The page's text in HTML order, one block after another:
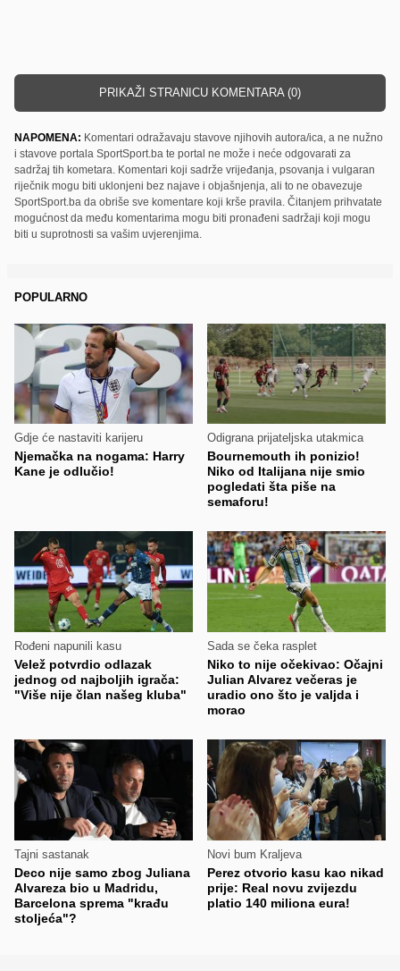
PRIKAŽI STRANICU KOMENTARA (0)
NAPOMENA: Komentari odražavaju stavove njihovih autora/ica, a ne nužno
i stavove portala SportSport.ba te portal ne može i neće odgovarati za
sadržaj tih kometara. Komentari koji sadrže vrijeđanja, psovanja i vulgaran
riječnik mogu biti uklonjeni bez najave i objašnjenja, ali to ne obavezuje
SportSport.ba da obriše sve komentare koji krše pravila. Čitanjem prihvatate
mogućnost da među komentarima mogu biti pronađeni sadržaji koji mogu
biti u suprotnosti sa vašim uvjerenjima.
POPULARNO
Gdje će nastaviti karijeru
Njemačka na nogama: Harry
Kane je odlučio!
Odigrana prijateljska utakmica
Bournemouth ih ponizio!
Niko od Italijana nije smio
pogledati šta piše na
semaforu!
Rođeni napunili kasu
Velež potvrdio odlazak
jednog od najboljih igrača:
"Više nije član našeg kluba"
Sada se čeka rasplet
Niko to nije očekivao: Očajni
Julian Alvarez večeras je
uradio ono što je valjda i
morao
Tajni sastanak
Deco nije samo zbog Juliana
Alvareza bio u Madridu,
Barcelona sprema "krađu
stoljeća"?
Novi bum Kraljeva
Perez otvorio kasu kao nikad
prije: Real novu zvijezdu
platio 140 miliona eura!